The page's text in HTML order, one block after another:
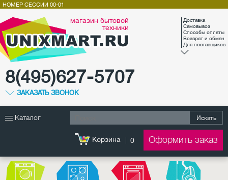
магазин бытовой
техники
8(495)627-5707
ЗАКАЗАТЬ ЗВОНОК
Доставка
Самовывоз
Способы оплаты
Возврат и обмен
Для поставщиков
НОМЕР СЕССИИ 00-01
Каталог Искать
Корзина 0 Оформить заказ